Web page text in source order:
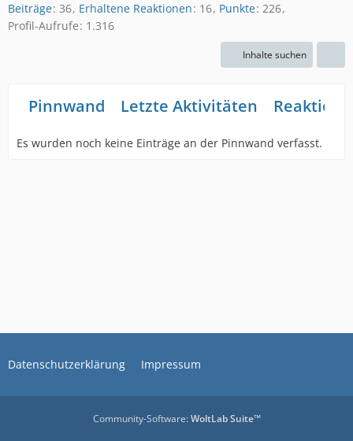
Beiträge 36 Erhaltene Reaktionen 16 Punkte 226
Profil-Aufrufe 1.316
Inhalte suchen
Pinnwand Letzte Aktivitäten
Es wurden noch keine Einträge an der Pinnwand verfasst.
Datenschutzerklärung Impressum
Community-Software:WoltLab Suite™